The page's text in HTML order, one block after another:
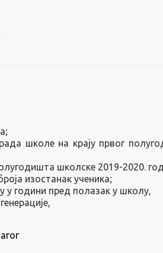
школе на крају првог
школске 2019-2020.
изостанак ученика;
у години пред полазак у школу,